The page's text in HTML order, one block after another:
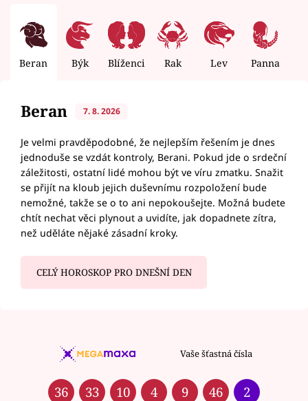
Beran Býk Blíženci Rak Lev Panna
Beran 7. 8. 2026
Je velmi pravděpodobné, že nejlepším řešením je dnes
jednoduše se vzdát kontroly, Berani. Pokud jde o srdeční
záležitosti, ostatní lidé mohou být ve víru zmatku. Snažit
se přijít na kloub jejich duševnímu rozpoložení bude
nemožné, takže se o to ani nepokoušejte. Možná budete
chtít nechat věci plynout a uvidíte, jak dopadnete zítra,
než uděláte nějaké zásadní kroky.
CELÝ HOROSKOP PRO DNEŠNÍ DEN
Vaše šťastná čísla
36 33 10 4 9 46 2